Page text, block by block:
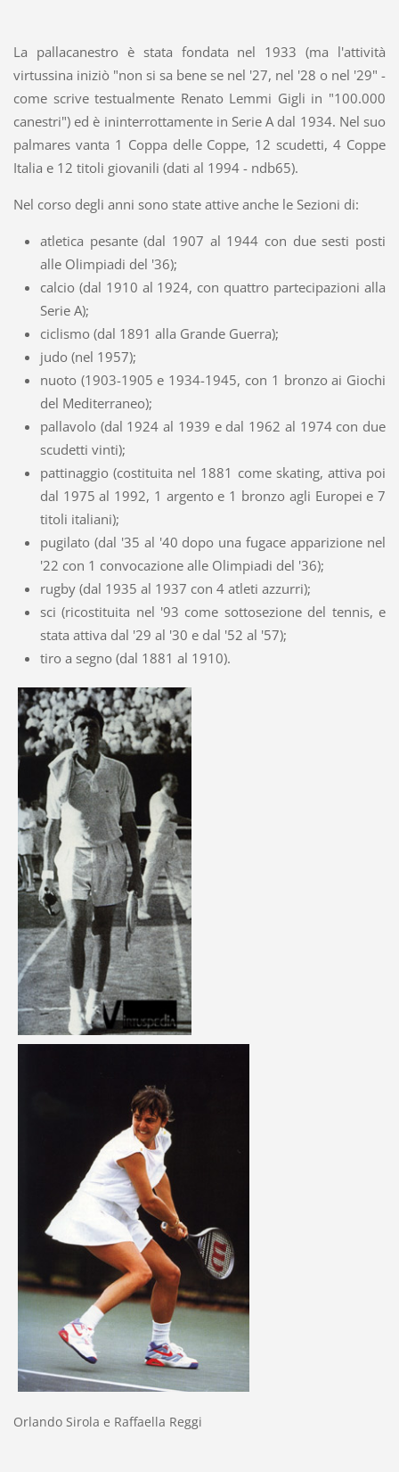
La pallacanestro è stata fondata nel 1933 (ma l'attività
virtussina iniziò "non si sa bene se nel '27, nel '28 o nel '29" -
come scrive testualmente Renato Lemmi Gigli in "100.000
canestri") ed è ininterrottamente in Serie A dal 1934. Nel suo
palmares vanta 1 Coppa delle Coppe, 12 scudetti, 4 Coppe
Italia e 12 titoli giovanili (dati al 1994 - ndb65).
Nel corso degli anni sono state attive anche le Sezioni di:
atletica pesante (dal 1907 al 1944 con due sesti posti
alle Olimpiadi del '36);
calcio (dal 1910 al 1924, con quattro partecipazioni alla
Serie A);
ciclismo (dal 1891 alla Grande Guerra);
judo (nel 1957);
nuoto (1903-1905 e 1934-1945, con 1 bronzo ai Giochi
del Mediterraneo);
pallavolo (dal 1924 al 1939 e dal 1962 al 1974 con due
scudetti vinti);
pattinaggio (costituita nel 1881 come skating, attiva poi
dal 1975 al 1992, 1 argento e 1 bronzo agli Europei e 7
titoli italiani);
pugilato (dal '35 al '40 dopo una fugace apparizione nel
'22 con 1 convocazione alle Olimpiadi del '36);
rugby (dal 1935 al 1937 con 4 atleti azzurri);
sci (ricostituita nel '93 come sottosezione del tennis, e
stata attiva dal '29 al '30 e dal '52 al '57);
tiro a segno (dal 1881 al 1910).
Orlando Sirola e Raffaella Reggi